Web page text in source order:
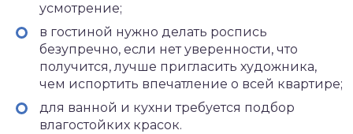
усмотрение;
в гостиной нужно делать роспись
безупречно, если нет уверенности, что
получится, лучше пригласить художника,
чем испортить впечатление о всей квартире;
для ванной и кухни требуется подбор
влагостойких красок.